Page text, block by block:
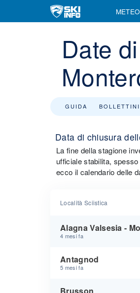
METEO
Date
GUIDA
Data di chiusura
La fine della stagione
ufficiale stabilita,
ecco il calendario delle
Località Sciistica
Alagna Valsesia -
4 mesi fa
Antagnod
5 mesi fa